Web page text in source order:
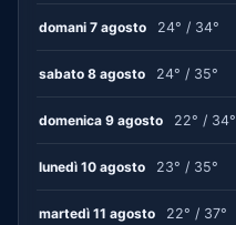
domani 7 agosto 24° / 34°
sabato 8 agosto 24° / 35°
domenica 9 agosto 22° / 34°
lunedì 10 agosto 23° / 35°
martedì 11 agosto 22° / 37°